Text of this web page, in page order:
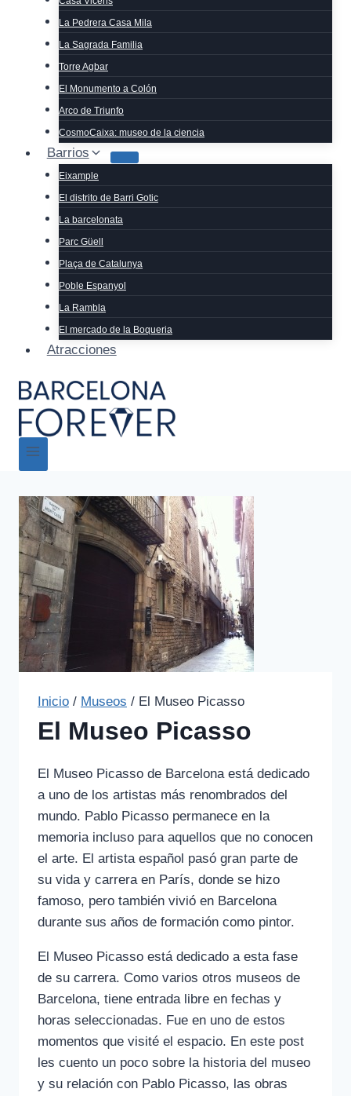
La Pedrera Casa Mila
La Sagrada Familia
Torre Agbar
El Monumento a Colón
Arco de Triunfo
CosmoCaixa: museo de la ciencia
Barrios
Eixample
El distrito de Barri Gotic
La barcelonata
Parc Güell
Plaça de Catalunya
Poble Espanyol
La Rambla
El mercado de la Boqueria
Atracciones
Inicio / Museos / El Museo Picasso
El Museo Picasso
El Museo Picasso de Barcelona está dedicado
a uno de los artistas más renombrados del
mundo. Pablo Picasso permanece en la
memoria incluso para aquellos que no conocen
el arte. El artista español pasó gran parte de
su vida y carrera en París, donde se hizo
famoso, pero también vivió en Barcelona
durante sus años de formación como pintor.
El Museo Picasso está dedicado a esta fase
de su carrera. Como varios otros museos de
Barcelona, tiene entrada libre en fechas y
horas seleccionadas. Fue en uno de estos
momentos que visité el espacio. En este post
les cuento un poco sobre la historia del museo
y su relación con Pablo Picasso, las obras